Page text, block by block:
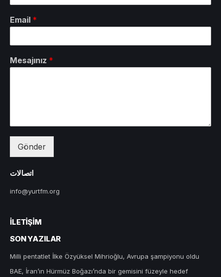
Email *
Mesajınız *
Gönder
اتصالات
info@yurtfm.org
İLETIŞIM
SON YAZILAR
Milli pentatlet İlke Özyüksel Mihrioğlu, Avrupa şampiyonu oldu
BAE, İran’ın Hürmüz Boğazı’nda bir gemisini füzeyle hedef